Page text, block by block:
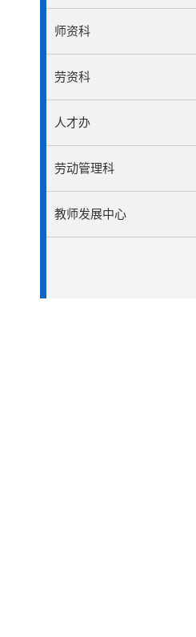
师资科
劳资科
人才办
劳动管理科
教师发展中心